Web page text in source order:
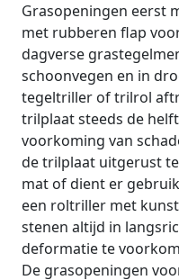
Grasopeningen eerst
met rubberen flap
dagverse
schoonvegen en in
tegeltriller of trilrol
trilplaat steeds de
voorkoming van
de trilplaat uitgerust
mat of dient er
een roltriller met
stenen altijd in
deformatie te
De grasopeningen